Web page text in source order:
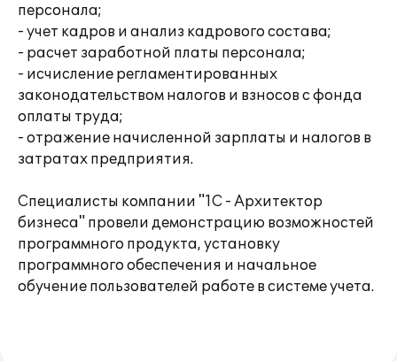
персонала;
- учет кадров и анализ кадрового состава;
- расчет заработной платы персонала;
- исчисление регламентированных
законодательством налогов и взносов с фонда
оплаты труда;
- отражение начисленной зарплаты и налогов в
затратах предприятия.
Специалисты компании "1С - Архитектор
бизнеса" провели демонстрацию возможностей
программного продукта, установку
программного обеспечения и начальное
обучение пользователей работе в системе учета.